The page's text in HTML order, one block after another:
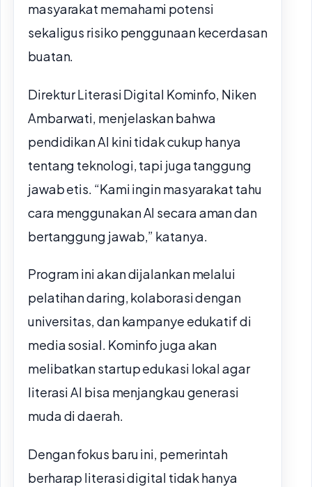
masyarakat memahami potensi
sekaligus risiko penggunaan kecerdasan
buatan.
Direktur Literasi Digital Kominfo, Niken
Ambarwati, menjelaskan bahwa
pendidikan AI kini tidak cukup hanya
tentang teknologi, tapi juga tanggung
jawab etis. “Kami ingin masyarakat tahu
cara menggunakan AI secara aman dan
bertanggung jawab,” katanya.
Program ini akan dijalankan melalui
pelatihan daring, kolaborasi dengan
universitas, dan kampanye edukatif di
media sosial. Kominfo juga akan
melibatkan startup edukasi lokal agar
literasi AI bisa menjangkau generasi
muda di daerah.
Dengan fokus baru ini, pemerintah
berharap literasi digital tidak hanya